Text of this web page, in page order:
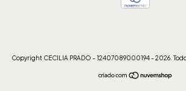
Copyright CECILIA PRADO - 12407089000194 - 2026.